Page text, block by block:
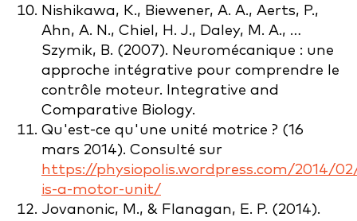
Nishikawa, K., Biewener, A. A., Aerts, P.,
Ahn, A. N., Chiel, H. J., Daley, M. A., …
Szymik, B. (2007). Neuromécanique : une
approche intégrative pour comprendre le
contrôle moteur. Integrative and
Comparative Biology.
Qu'est-ce qu'une unité motrice ? (16
mars 2014). Consulté sur
https://physiopolis.wordpress.com/2014/
is-a-motor-unit/
Jovanonic, M., & Flanagan, E. P. (2014).